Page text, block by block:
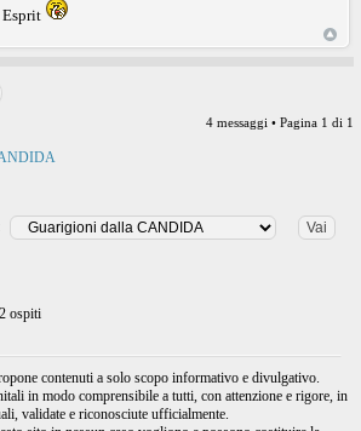
Esprit
4 messaggi • Pagina 1 di 1
ospiti
contenuti a solo scopo informativo e divulgativo.
in modo comprensibile a tutti, con attenzione e rigore, in
validate e riconosciute ufficialmente.